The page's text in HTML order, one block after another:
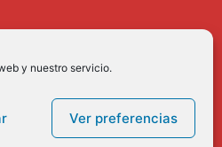
y nuestro servicio.
Ver preferencias